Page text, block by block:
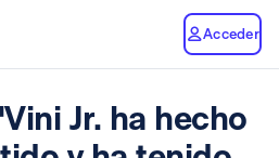
Acceder
Jr. ha hecho